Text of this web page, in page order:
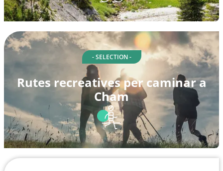
- SELECTION -
Rutes recreatives per caminar a
Cham